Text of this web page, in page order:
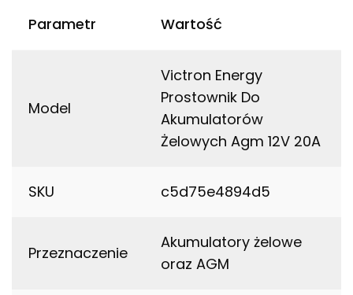
Parametr Wartość
Model
Victron Energy
Prostownik Do
Akumulatorów
Żelowych Agm 12V 20A
SKU c5d75e4894d5
Przeznaczenie
Akumulatory żelowe
oraz AGM